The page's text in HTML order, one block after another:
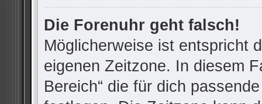
Die Forenuhr geht falsch!
Möglicherweise ist entspricht
eigenen Zeitzone. In diesem
Bereich“ die für dich